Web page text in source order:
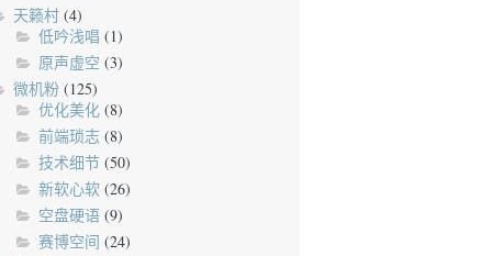
天籁村(4)
低吟浅唱 (1)
原声虚空 (3)
微机粉(125)
优化美化(8)
前端琐志(8)
技术细节(50)
新软心软(26)
空盘硬语(9)
赛博空间 (24)